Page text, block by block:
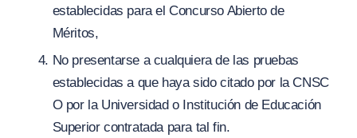
establecidas para el Concurso Abierto de
Méritos,
No presentarse a cualquiera de las pruebas
establecidas a que haya sido citado por la CNSC
O por la Universidad o Institución de Educación
Superior contratada para tal fin.